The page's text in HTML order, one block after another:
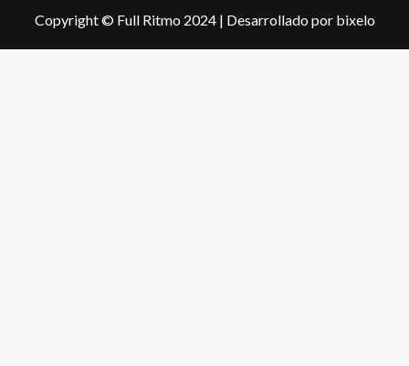
Copyright © Full Ritmo 2024 | Desarrollado por bixelo